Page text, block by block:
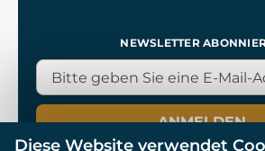
NEWSLETTER
ANMELDEN
Diese Website verwendet